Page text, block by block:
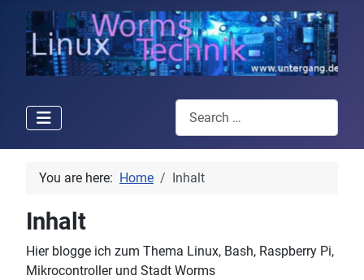
Search
You are here: Home Inhalt
Inhalt
Hier blogge ich zum Thema Linux, Bash, Raspberry Pi,
Mikrocontroller und Stadt Worms